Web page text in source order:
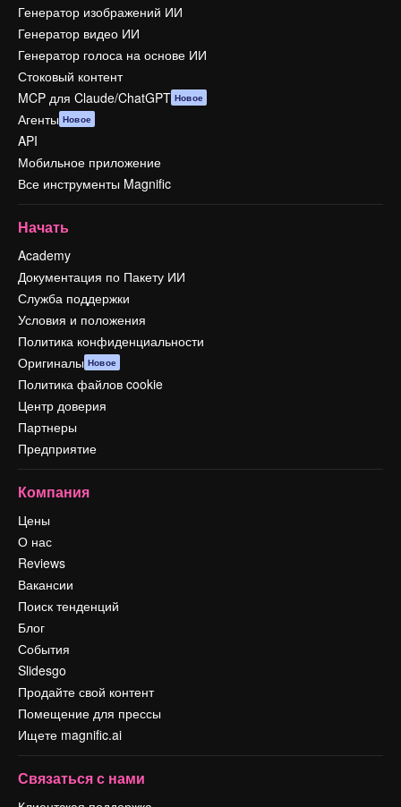
Генератор изображений ИИ
Генератор видео ИИ
Генератор голоса на основе ИИ
Стоковый контент
MCP для Claude/ChatGPT Новое
Агенты Новое
API
Мобильное приложение
Все инструменты Magnific
Начать
Academy
Документация по Пакету ИИ
Служба поддержки
Условия и положения
Политика конфиденциальности
Оригиналы Новое
Политика файлов cookie
Центр доверия
Партнеры
Предприятие
Компания
Цены
О нас
Reviews
Вакансии
Поиск тенденций
Блог
События
Slidesgo
Продайте свой контент
Помещение для прессы
Ищете magnific.ai
Связаться с нами